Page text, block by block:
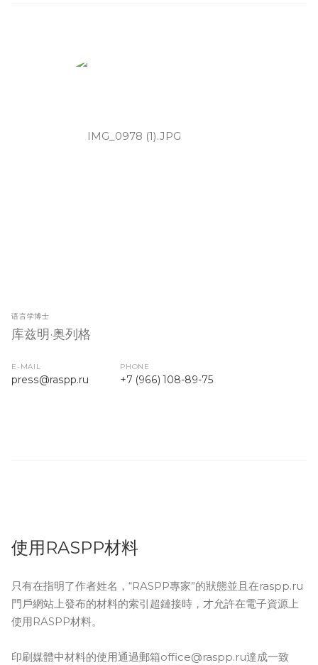
语言学博士
库兹明·奥列格
E-MAIL
press@raspp.ru
PHONE
+7 (966) 108-89-75
使用RASPP材料
只有在指明了作者姓名，“RASPP專家”的狀態並且在raspp.ru
門戶網站上發布的材料的索引超鏈接時，才允許在電子資源上
使用RASPP材料。
印刷媒體中材料的使用通過郵箱office@raspp.ru達成一致